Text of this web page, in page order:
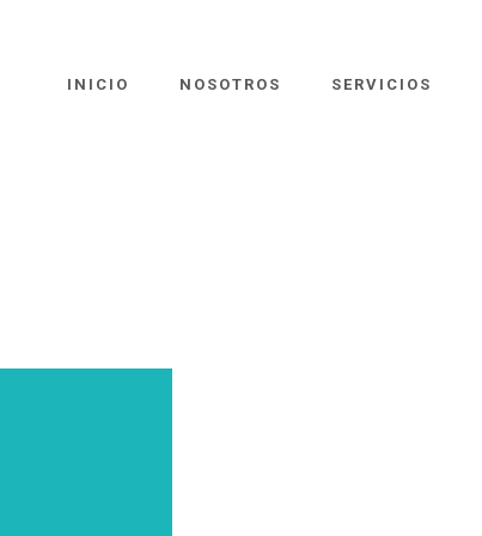
INICIO NOSOTROS SERVICIOS